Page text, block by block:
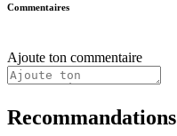
Commentaires
Ajoute ton commentaire
Recommandations